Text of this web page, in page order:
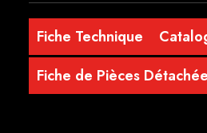
Fiche Technique
Fiche de Pièces